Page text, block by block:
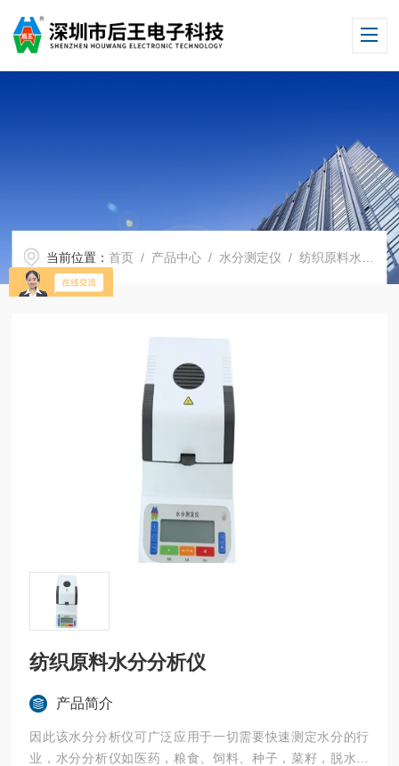
当前位置：首页 / 产品中心 / 水分测定仪 /纺织原料水分测定仪
纺织原料水分分析仪
产品简介
因此该水分分析仪可广泛应用于一切需要快速测定水分的行
业，水分分析仪如医药，粮食、饲料、种子，菜籽，脱水蔬